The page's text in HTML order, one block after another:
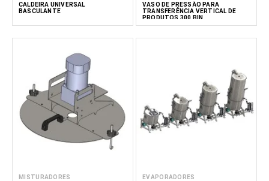
CALDEIRA UNIVERSAL
BASCULANTE
VASO DE PRESSÃO PARA
TRANSFERÊNCIA VERTICAL DE
PRODUTOS 300 BIN
MISTURADORES
EVAPORADORES